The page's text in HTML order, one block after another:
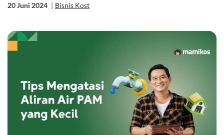
20 Juni 2024 | Bisnis Kost